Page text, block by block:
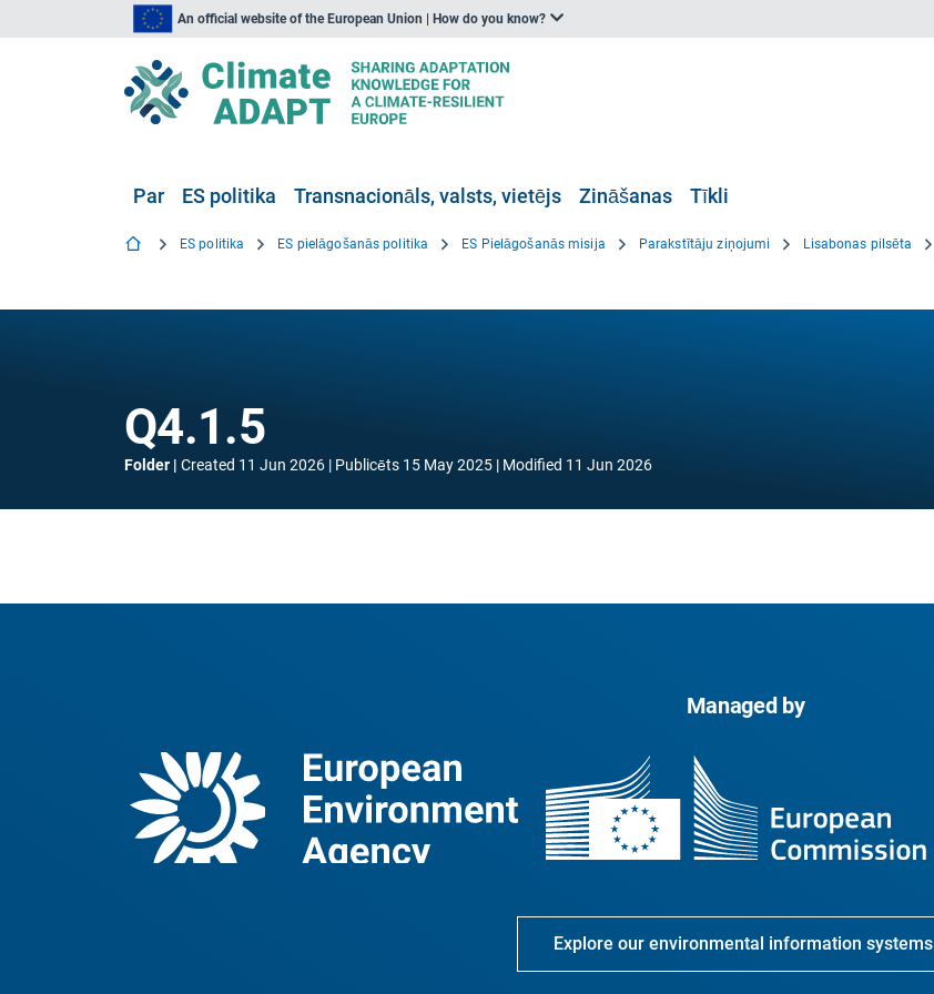
An official website of the European Union | How do you know?
Par ES politika Transnacionāls, valsts, vietējs Zināšanas Tīkli
ES politika ES pielāgošanās politika ES Pielāgošanās misija Parakstītāju ziņojumi Lisabonas pilsēta
Q4.1.5
Folder Created 11 Jun 2026 Publicēts 15 May 2025 Modified 11 Jun 2026
Managed by
Explore our environmental information systems